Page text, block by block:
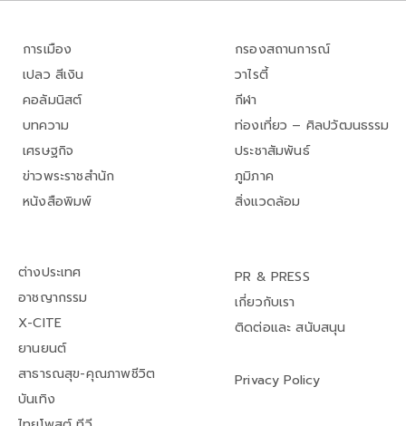
การเมือง
เปลว สีเงิน
คอลัมนิสต์
บทความ
เศรษฐกิจ
ข่าวพระราชสำนัก
หนังสือพิมพ์
กรองสถานการณ์
วาไรตี้
กีฬา
ท่องเที่ยว – ศิลปวัฒนธรรม
ประชาสัมพันธ์
ภูมิภาค
สิ่งแวดล้อม
ต่างประเทศ
อาชญากรรม
X-CITE
ยานยนต์
สาธารณสุข-คุณภาพชีวิต
บันเทิง
PR & PRESS
เกี่ยวกับเรา
ติดต่อและ สนับสนุน
Privacy Policy